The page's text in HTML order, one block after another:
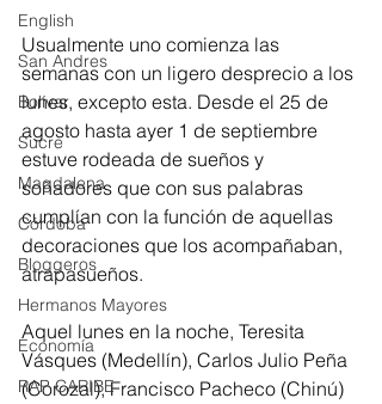
English
San Andres
Bolívar
Sucre
Magdalena
Córdoba
Bloggeros
Hermanos Mayores
Economía
RAP CARIBE
Usualmente uno comienza las
semanas con un ligero desprecio a los
lunes, excepto esta. Desde el 25 de
agosto hasta ayer 1 de septiembre
estuve rodeada de sueños y
soñadores que con sus palabras
cumplían con la función de aquellas
decoraciones que los acompañaban,
atrapasueños.
Aquel lunes en la noche, Teresita
Vásques (Medellín), Carlos Julio Peña
(Corozal), Francisco Pacheco (Chinú)